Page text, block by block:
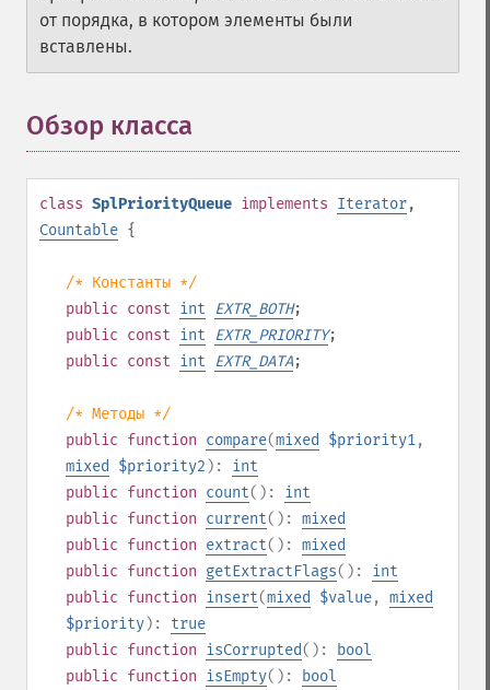
от порядка, в котором элементы были
вставлены.
Обзор класса
class SplPriorityQueue implements Iterator,
Countable {
/* Константы */
public const int EXTR_BOTH;
public const int EXTR_PRIORITY;
public const int EXTR_DATA;
/* Методы */
public function compare(mixed $priority1,
mixed
$priority2 ): int
public function count(): int
public function current(): mixed
public function extract(): mixed
public function getExtractFlags(): int
public function insert(mixed $value, mixed
$priority): true
public function isCorrupted():
bool
public function isEmpty():
bool